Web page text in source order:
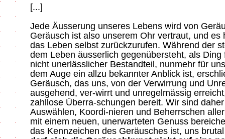
[...]
Jede Äusserung unseres Lebens wird von
Geräusch ist also unserem Ohr vertraut, und es
das Leben selbst zurückzurufen. Während der
dem Leben äusserlich gegenübersteht, als
nicht unerlässlicher Bestandteil, nunmehr für
dem Auge ein allzu bekannter Anblick ist,
Geräusch, das uns, von der Verwirrung und
ausgehend, ver-wirrt und unregelmässig
zahllose Überra-schungen bereit. Wir sind
Auswählen, Koordi-nieren und Beherrschen
mit einem neuen, unerwarteten Genuss
das Kennzeichen des Geräusches ist, uns